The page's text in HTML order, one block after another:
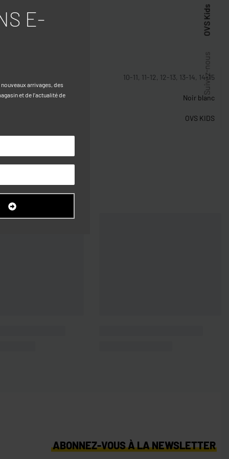
10-11, 11-12, 12-13, 13-14, 14-15
Noir blanc
OVS KIDS
ABONNEZ-VOUS À LA NEWSLETTER
Suivez-nous
OVS Kids
E-
arrivages, des
et de l’actualité de